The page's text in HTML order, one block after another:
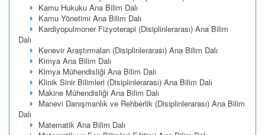
Kamu Hukuku Ana Bilim Dalı
Kamu Yönetimi Ana Bilim Dalı
Kardiyopulmoner Fizyoterapi (Disiplinlerarası) Ana Bilim
Dalı
Kenevir Araştırmaları (Disiplinlerarası) Ana Bilim Dalı
Kimya Ana Bilim Dalı
Kimya Mühendisliği Ana Bilim Dalı
Klinik Sinir Bilimleri (Disiplinlerarası) Ana Bilim Dalı
Makine Mühendisliği Ana Bilim Dalı
Manevi Danışmanlık ve Rehberlik (Disiplinlerarası) Ana Bilim
Dalı
Matematik Ana Bilim Dalı